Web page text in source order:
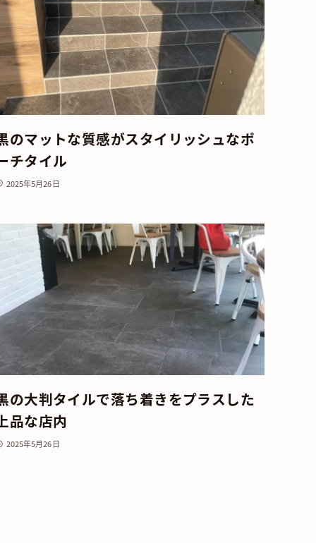
のマットな質感がスタイリッシュなポ
チタイル
2025年5月26日
の大判タイルで落ち着きをプラスした
品な店内
2025年5月26日